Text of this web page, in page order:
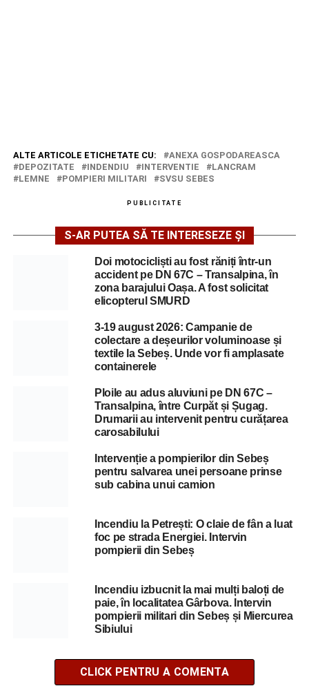
ALTE ARTICOLE ETICHETATE CU:
ANEXA GOSPODAREASCA
DEPOZITATE
INDENDIU INTERVENTIE
LANCRAM
LEMNE
POMPIERI MILITARI SVSU SEBES
PUBLICITATE
S-AR PUTEA SĂ TE INTERESEZE ȘI
Doi motocicliști au fost răniți într-un
accident pe DN 67C – Transalpina, în
zona barajului Oașa. A fost solicitat
elicopterul SMURD
3-19 august 2026: Campanie de
colectare a deșeurilor voluminoase și
textile la Sebeș. Unde vor fi amplasate
containerele
Ploile au adus aluviuni pe DN 67C –
Transalpina, între Curpăt și Șugag.
Drumarii au intervenit pentru curățarea
carosabilului
Intervenție a pompierilor din Sebeș
pentru salvarea unei persoane prinse
sub cabina unui camion
Incendiu la Petrești: O claie de fân a luat
foc pe strada Energiei. Intervin
pompierii din Sebeș
Incendiu izbucnit la mai mulți baloți de
paie, în localitatea Gârbova. Intervin
pompierii militari din Sebeș și Miercurea
Sibiului
CLICK PENTRU A COMENTA